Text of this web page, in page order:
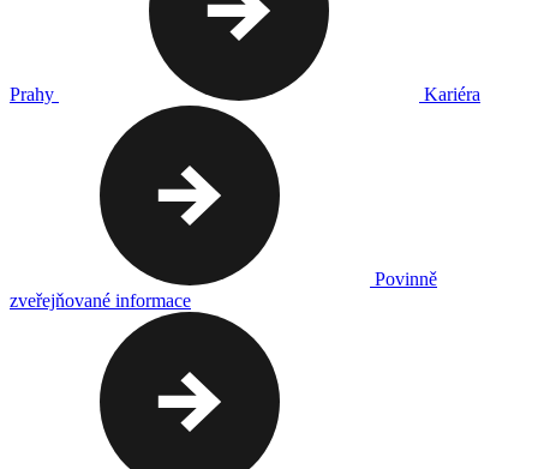
Prahy Kariéra
Povinně
zveřejňované informace